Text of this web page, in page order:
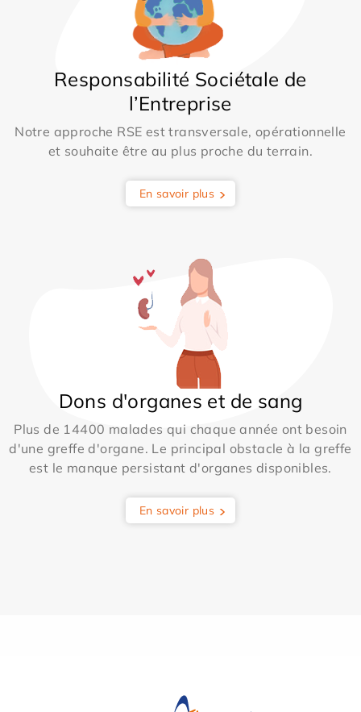
Responsabilité Sociétale de
l’Entreprise
Notre approche RSE est transversale, opérationnelle
et souhaite être au plus proche du terrain.
En savoir plus
Dons d'organes et de sang
Plus de 14400 malades qui chaque année ont besoin
d'une greffe d'organe. Le principal obstacle à la greffe
est le manque persistant d'organes disponibles.
En savoir plus